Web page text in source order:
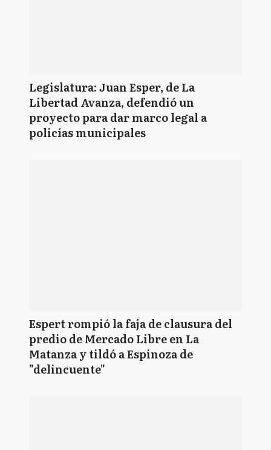
Legislatura: Juan Esper, de La
Libertad Avanza, defendió un
proyecto para dar marco legal a
policías municipales
Espert rompió la faja de clausura del
predio de Mercado Libre en La
Matanza y tildó a Espinoza de
"delincuente"